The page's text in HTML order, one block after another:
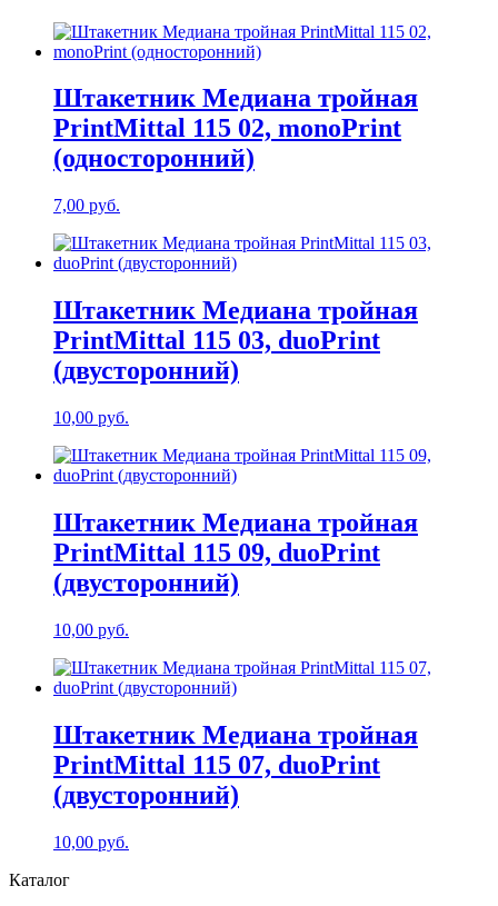
Штакетник Медиана тройная
PrintMittal 115 02, monoPrint
(односторонний)
7,00 руб.
Штакетник Медиана тройная
PrintMittal 115 03, duoPrint
(двусторонний)
10,00 руб.
Штакетник Медиана тройная
PrintMittal 115 09, duoPrint
(двусторонний)
10,00 руб.
Штакетник Медиана тройная
PrintMittal 115 07, duoPrint
(двусторонний)
10,00 руб.
Каталог